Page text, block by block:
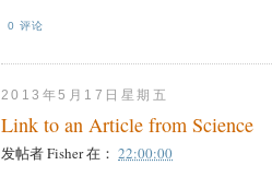
0 评论
2013年5月17日星期五
Link to an Article from Science
发帖者Fisher在： 22:00:00